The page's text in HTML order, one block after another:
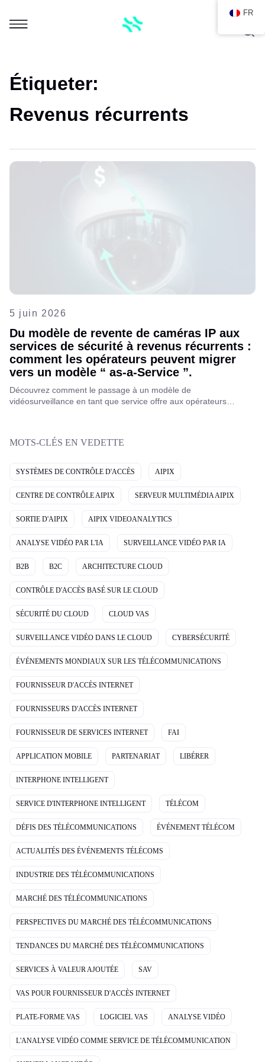
Étiqueter:
Revenus récurrents
5 juin 2026
Du modèle de revente de caméras IP aux
services de sécurité à revenus récurrents :
comment les opérateurs peuvent migrer
vers un modèle “ as-a-Service ”.
Découvrez comment le passage à un modèle de
vidéosurveillance en tant que service offre aux opérateurs
MOTS-CLÉS EN VEDETTE
SYSTÈMES DE CONTRÔLE D'ACCÈS AIPIX
CENTRE DE CONTRÔLE AIPIX SERVEUR MULTIMÉDIA AIPIX
SORTIE D'AIPIX AIPIX VIDEOANALYTICS
ANALYSE VIDÉO PAR L'IA SURVEILLANCE VIDÉO PAR IA
B2B B2C ARCHITECTURE CLOUD
CONTRÔLE D'ACCÈS BASÉ SUR LE CLOUD
SÉCURITÉ DU CLOUD CLOUD VAS
SURVEILLANCE VIDÉO DANS LE CLOUD CYBERSÉCURITÉ
ÉVÉNEMENTS MONDIAUX SUR LES TÉLÉCOMMUNICATIONS
FOURNISSEUR D'ACCÈS INTERNET
FOURNISSEURS D'ACCÈS INTERNET
FOURNISSEUR DE SERVICES INTERNET FAI
APPLICATION MOBILE PARTENARIAT LIBÉRER
INTERPHONE INTELLIGENT
SERVICE D'INTERPHONE INTELLIGENT TÉLÉCOM
DÉFIS DES TÉLÉCOMMUNICATIONS ÉVÉNEMENT TÉLÉCOM
ACTUALITÉS DES ÉVÉNEMENTS TÉLÉCOMS
INDUSTRIE DES TÉLÉCOMMUNICATIONS
MARCHÉ DES TÉLÉCOMMUNICATIONS
PERSPECTIVES DU MARCHÉ DES TÉLÉCOMMUNICATIONS
TENDANCES DU MARCHÉ DES TÉLÉCOMMUNICATIONS
SERVICES À VALEUR AJOUTÉE SAV
VAS POUR FOURNISSEUR D'ACCÈS INTERNET
PLATE-FORME VAS LOGICIEL VAS ANALYSE VIDÉO
L'ANALYSE VIDÉO COMME SERVICE DE TÉLÉCOMMUNICATION
FR